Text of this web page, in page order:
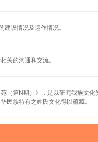
建设情况及运作情况。
关的沟通和交流。
（第N期）》，是以研究我族文
民族特有之姓氏文化得以蕴藏。